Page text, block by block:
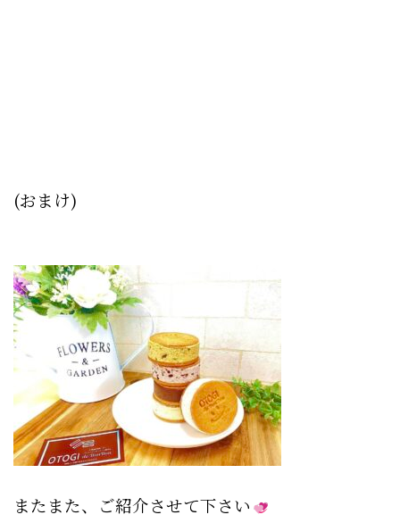
(おまけ)
またまた、ご紹介させて下さい